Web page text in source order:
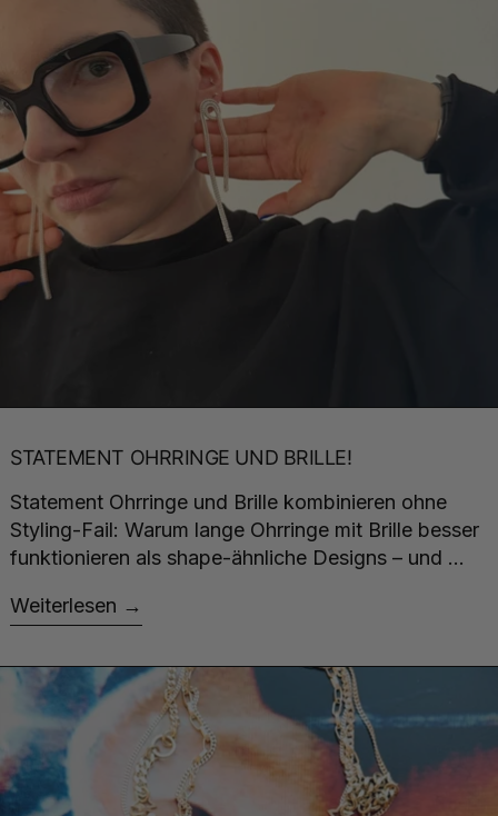
STATEMENT OHRRINGE UND BRILLE!
Statement Ohrringe und Brille kombinieren ohne
Styling-Fail: Warum lange Ohrringe mit Brille besser
funktionieren als shape-ähnliche Designs – und ...
Weiterlesen
Weiterlesen: SILBER IST COOL